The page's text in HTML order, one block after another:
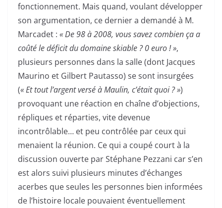
fonctionnement. Mais quand, voulant développer
son argumentation, ce dernier a demandé à M.
Marcadet : « De 98 à 2008, vous savez combien ça a
coûté le déficit du domaine skiable ? 0 euro ! »,
plusieurs personnes dans la salle (dont Jacques
Maurino et Gilbert Pautasso) se sont insurgées
(« Et tout l’argent versé à Maulin, c’était quoi ? »)
provoquant une réaction en chaîne d’objections,
répliques et réparties, vite devenue
incontrôlable… et peu contrôlée par ceux qui
menaient la réunion. Ce qui a coupé court à la
discussion ouverte par Stéphane Pezzani car s’en
est alors suivi plusieurs minutes d’échanges
acerbes que seules les personnes bien informées
de l’histoire locale pouvaient éventuellement